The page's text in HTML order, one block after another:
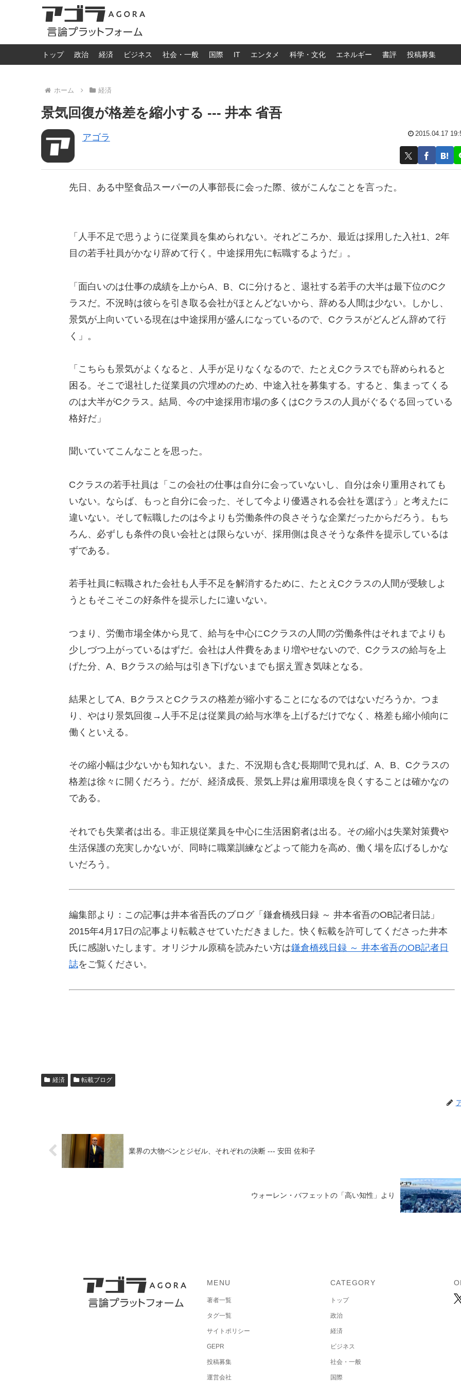
トップ 政治 経済 ビジネス 社会・一般 国際 IT エンタメ 科学・文化 エネルギー 書評 投稿募集
ホーム 経済
景気回復が格差を縮小する --- 井本 省吾
アゴラ 2015.04.17
先日、ある中堅食品スーパーの人事部長に会った際、彼がこんなことを言った。
「人手不足で思うように従業員を集められない。それどころか、最近は採用した入社1、2年
目の若手社員がかなり辞めて行く。中途採用先に転職するようだ」。
「面白いのは仕事の成績を上からA、B、Cに分けると、退社する若手の大半は最下位のCク
ラスだ。不況時は彼らを引き取る会社がほとんどないから、辞める人間は少ない。しかし、
景気が上向いている現在は中途採用が盛んになっているので、Cクラスがどんどん辞めて行
く」。
「こちらも景気がよくなると、人手が足りなくなるので、たとえCクラスでも辞められると
困る。そこで退社した従業員の穴埋めのため、中途入社を募集する。すると、集まってくる
のは大半がCクラス。結局、今の中途採用市場の多くはCクラスの人員がぐるぐる回っている
格好だ」
聞いていてこんなことを思った。
Cクラスの若手社員は「この会社の仕事は自分に会っていないし、自分は余り重用されても
いない。ならば、もっと自分に会った、そして今より優遇される会社を選ぼう」と考えたに
違いない。そして転職したのは今よりも労働条件の良さそうな企業だったからだろう。もち
ろん、必ずしも条件の良い会社とは限らないが、採用側は良さそうな条件を提示しているは
ずである。
若手社員に転職された会社も人手不足を解消するために、たとえCクラスの人間が受験しよ
うともそこそこの好条件を提示したに違いない。
つまり、労働市場全体から見て、給与を中心にCクラスの人間の労働条件はそれまでよりも
少しづつ上がっているはずだ。会社は人件費をあまり増やせないので、Cクラスの給与を上
げた分、A、Bクラスの給与は引き下げないまでも据え置き気味となる。
結果としてA、BクラスとCクラスの格差が縮小することになるのではないだろうか。つま
り、やはり景気回復→人手不足は従業員の給与水準を上げるだけでなく、格差も縮小傾向に
働くといえる。
その縮小幅は少ないかも知れない。また、不況期も含む長期間で見れば、A、B、Cクラスの
格差は徐々に開くだろう。だが、経済成長、景気上昇は雇用環境を良くすることは確かなの
である。
それでも失業者は出る。非正規従業員を中心に生活困窮者は出る。その縮小は失業対策費や
生活保護の充実しかないが、同時に職業訓練などよって能力を高め、働く場を広げるしかな
いだろう。
編集部より：この記事は井本省吾氏のブログ「鎌倉橋残日録 ～ 井本省吾のOB記者日誌」
2015年4月17日の記事より転載させていただきました。快く転載を許可してくださった井本
氏に感謝いたします。オリジナル原稿を読みたい方は鎌倉橋残日録 ～ 井本省吾のOB記者日
誌をご覧ください。
経済 転載ブログ
業界の大物ベンとジゼル、それぞれの決断 --- 安田 佐和子
ウォーレン・バフェットの「高い知性」より
MENU
著者一覧
タグ一覧
サイトポリシー
GEPR
投稿募集
運営会社
CATEGORY
トップ
政治
経済
ビジネス
社会・一般
国際